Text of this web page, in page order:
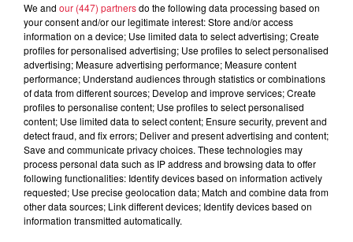
6 août 2026
Au zoo de Mulhouse : rencontre
avec les flamants rouges
À découvrir également
We and our (447) partnersdo the following data processing based on
your consent and/or our legitimate interest: Store and/or access
information on a device; Use limited data to select advertising; Create
profiles for personalised advertising; Use profiles to select personalised
advertising; Measure advertising performance; Measure content
performance; Understand audiences through statistics or combinations
of data from different sources; Develop and improve services; Create
profiles to personalise content; Use profiles to select personalised
content; Use limited data to select content; Ensure security, prevent and
detect fraud, and fix errors; Deliver and present advertising and content;
Save and communicate privacy choices. These technologies may
process personal data such as IP address and browsing data to offer
following functionalities: Identify devices based on information actively
requested; Use precise geolocation data; Match and combine data from
other data sources; Link different devices; Identify devices based on
information transmitted automatically.